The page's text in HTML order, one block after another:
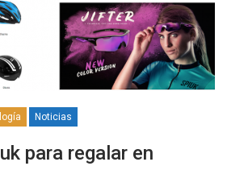
Noticias
para regalar en